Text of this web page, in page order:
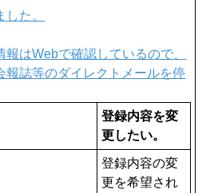
た。
はWebで確認しているので、
報誌等のダイレクトメールを停
登録内容を変
更したい。
登録内容の変
更を希望され